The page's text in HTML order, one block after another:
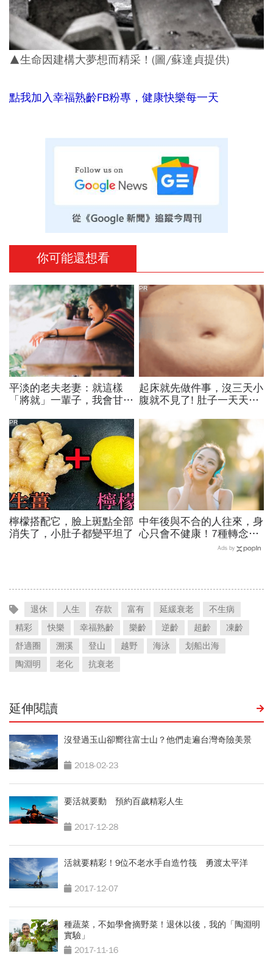
▲生命因建構大夢想而精采！(圖/蘇達貞提供)
點我加入幸福熟齡FB粉專，健康快樂每一天
你可能還想看
平淡的老夫老妻：就這樣
「將就」一輩子，我會甘心
起床就先做件事，沒三天小
腹就不見了! 肚子一天天變
PR
檸檬搭配它，臉上斑點全部
消失了，小肚子都變平坦了
PR
中年後與不合的人往來，身
心只會不健康！7種轉念擺
脫不良關係，幸福快樂「這
Ads by
退休 人生 存款 富有 延緩衰老
不生病
精彩
快樂 幸福熟齡 樂齡 逆齡 超齡
凍齡
舒適圈
溯溪 登山 越野 海泳
划船出海
陶淵明
老化 抗衰老
延伸閱讀
沒登過玉山卻嚮往富士山？他們走遍台灣奇險美景
2018-02-23
要活就要動 預約百歲精彩人生
2017-12-28
活就要精彩！9位不老水手自造竹筏 勇渡太平洋
2017-12-07
種蔬菜，不如學會摘野菜！退休以後，我的「陶淵明
實驗」
2017-11-16